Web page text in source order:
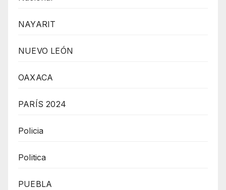
NAYARIT
NUEVO LEÓN
OAXACA
PARÍS 2024
Policia
Politica
PUEBLA